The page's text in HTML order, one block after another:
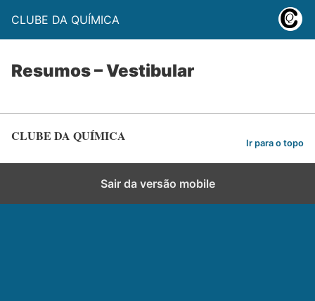
CLUBE DA QUÍMICA
Resumos – Vestibular
CLUBE DA QUÍMICA Ir para o topo
Sair da versão mobile